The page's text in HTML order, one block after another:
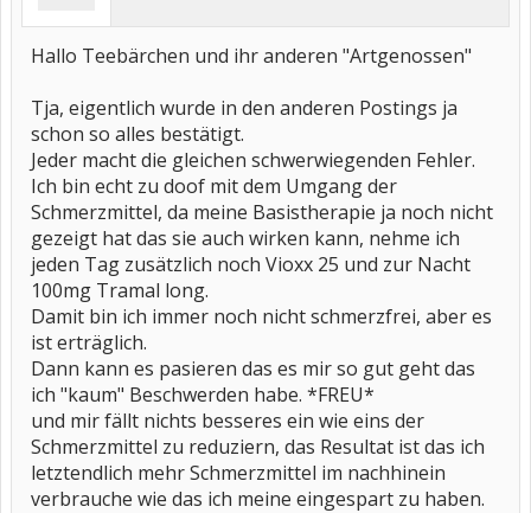
Hallo Teebärchen und ihr anderen "Artgenossen"
Tja, eigentlich wurde in den anderen Postings ja
schon so alles bestätigt.
Jeder macht die gleichen schwerwiegenden Fehler.
Ich bin echt zu doof mit dem Umgang der
Schmerzmittel, da meine Basistherapie ja noch nicht
gezeigt hat das sie auch wirken kann, nehme ich
jeden Tag zusätzlich noch Vioxx 25 und zur Nacht
100mg Tramal long.
Damit bin ich immer noch nicht schmerzfrei, aber es
ist erträglich.
Dann kann es pasieren das es mir so gut geht das
ich "kaum" Beschwerden habe. *FREU*
und mir fällt nichts besseres ein wie eins der
Schmerzmittel zu reduziern, das Resultat ist das ich
letztendlich mehr Schmerzmittel im nachhinein
verbrauche wie das ich meine eingespart zu haben.